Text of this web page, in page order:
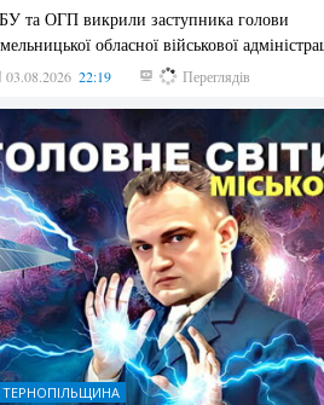
та ОГП викрили заступника голови
обласної військової
03.08.2026 22:19 879 Переглядів
ТЕРНОПІЛЬЩИНА